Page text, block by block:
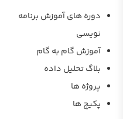
دوره های آموزش برنامه
نویسی
آموزش گام به گام
بلاگ تحلیل داده
پروژه ها
پکیج ها